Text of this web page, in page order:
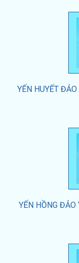
YẾN HUYẾT
YẾN HỒNG